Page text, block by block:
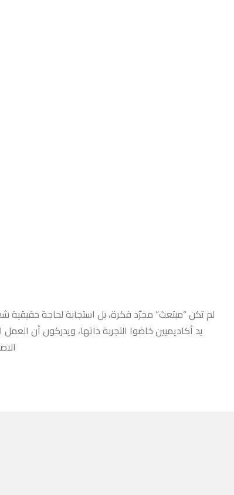
لم تكن “مبتعث” مجرّد فكرة، بل استجابة لحاجة حقيقية
يد أكاديميين خاضوا التجربة ذاتها، ويدركون أن